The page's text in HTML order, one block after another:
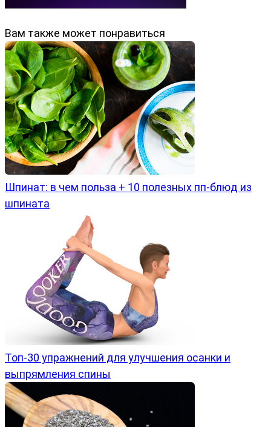
Вам также может понравиться
Шпинат: в чем польза + 10 полезных пп-блюд из
шпината
Топ-30 упражнений для улучшения осанки и
выпрямления спины